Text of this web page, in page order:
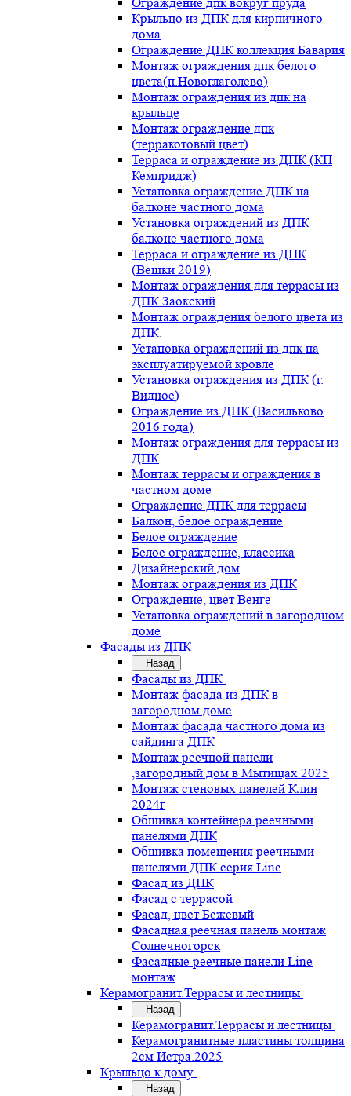
Крыльцо из ДПК для кирпичного
дома
Ограждение ДПК коллекция Бавария
Монтаж ограждения дпк белого
цвета(п.Новоглаголево)
Монтаж ограждения из дпк на
крыльце
Монтаж ограждение дпк
(терракотовый цвет)
Терраса и ограждение из ДПК (КП
Кемпридж)
Установка ограждение ДПК на
балконе частного дома
Установка ограждений из ДПК
балконе частного дома
Терраса и ограждение из ДПК
(Вешки 2019)
Монтаж ограждения для террасы из
ДПК.Заокский
Монтаж ограждения белого цвета из
ДПК.
Установка ограждений из дпк на
эксплуатируемой кровле
Установка ограждения из ДПК (г.
Видное)
Ограждение из ДПК (Васильково
2016 года)
Монтаж ограждения для террасы из
ДПК
Монтаж террасы и ограждения в
частном доме
Ограждение ДПК для террасы
Балкон, белое ограждение
Белое ограждение
Белое ограждение, классика
Дизайнерский дом
Монтаж ограждения из ДПК
Ограждение, цвет Венге
Установка ограждений в загородном
доме
Фасады из ДПК
Назад
Фасады из ДПК
Монтаж фасада из ДПК в
загородном доме
Монтаж фасада частного дома из
сайдинга ДПК
Монтаж реечной панели
,загородный дом в Мытищах 2025
Монтаж стеновых панелей Клин
2024г
Обшивка контейнера реечными
панелями ДПК
Обшивка помещения реечными
панелями ДПК серия Line
Фасад из ДПК
Фасад с террасой
Фасад, цвет Бежевый
Фасадная реечная панель монтаж
Солнечногорск
Фасадные реечные панели Line
монтаж
Керамогранит.Террасы и лестницы
Назад
Керамогранит.Террасы и лестницы
Керамогранитные пластины толщина
2см Истра.2025
Крыльцо к дому
Назад